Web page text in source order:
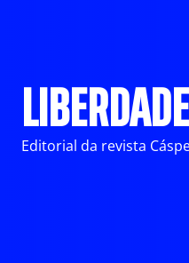
Editorial da revista